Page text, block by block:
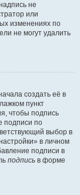
не
или
изменениях по
не могут удалить
создать её в
пункт
чтобы подпись
подписи по
выбор в
в личном
подписи в
подпись в форме